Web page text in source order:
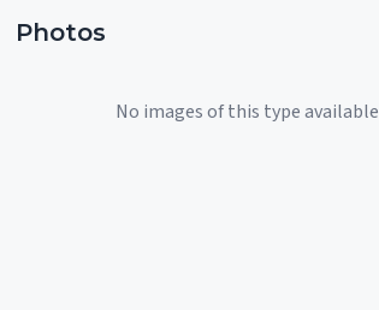
Photos
No images of this type available